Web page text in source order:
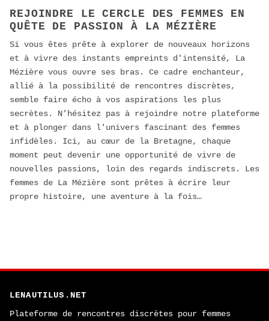
REJOINDRE LE CERCLE DES FEMMES EN
QUÊTE DE PASSION À LA MÉZIÈRE
Si vous êtes prête à explorer de nouveaux horizons
et à vivre des instants empreints d'intensité, La
Mézière vous ouvre ses bras. Ce cadre enchanteur,
allié à la possibilité de rencontres discrètes,
semble faire écho à vos aspirations les plus
secrètes. N’hésitez pas à rejoindre notre plateforme
et à plonger dans l'univers fascinant des femmes
infidèles. Ici, au cœur de la Bretagne, chaque
moment peut devenir une opportunité de vivre de
nouvelles passions, loin des regards indiscrets. Les
femmes de La Mézière sont prêtes à écrire leur
propre histoire, une aventure à la fois…
LENAUTILUS.NET
Plateforme de rencontres discrètes pour femmes